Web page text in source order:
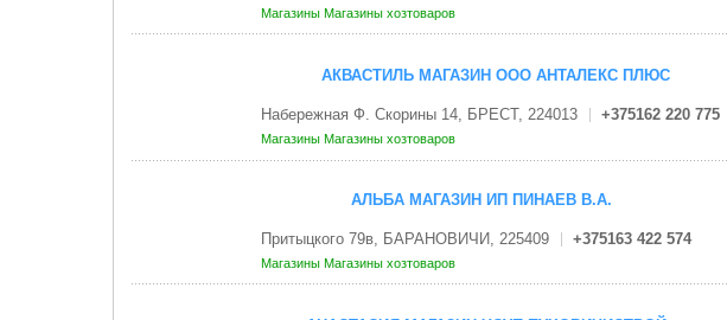
Магазины Магазины хозтоваров
АКВАСТИЛЬ МАГАЗИН ООО АНТАЛЕКС ПЛЮС
Набережная Ф. Скорины 14, БРЕСТ, 224013 +375162 220 775
Магазины Магазины хозтоваров
АЛЬБА МАГАЗИН ИП ПИНАЕВ В.А.
Притыцкого 79в, БАРАНОВИЧИ, 225409 +375163 422 574
Магазины Магазины хозтоваров